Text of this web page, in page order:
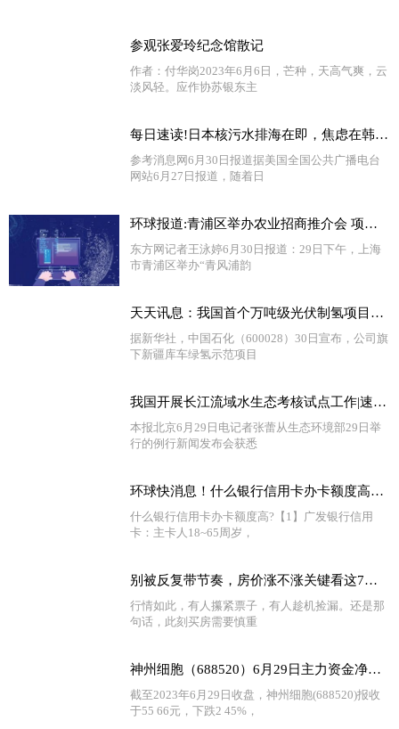
参观张爱玲纪念馆散记
作者：付华岗2023年6月6日，芒种，天高气爽，云
淡风轻。应作协苏银东主
每日速读!日本核污水排海在即，焦虑在韩国蔓延……
参考消息网6月30日报道据美国全国公共广播电台
网站6月27日报道，随着日
环球报道:青浦区举办农业招商推介会 项目签约总投资额达41亿元
东方网记者王泳婷6月30日报道：29日下午，上海
市青浦区举办“青风浦韵
天天讯息：我国首个万吨级光伏制氢项目投产
据新华社，中国石化（600028）30日宣布，公司旗
下新疆库车绿氢示范项目
我国开展长江流域水生态考核试点工作|速看料
本报北京6月29日电记者张蕾从生态环境部29日举
行的例行新闻发布会获悉
环球快消息！什么银行信用卡办卡额度高？信用卡额度越高越好吗？
什么银行信用卡办卡额度高?【1】广发银行信用
卡：主卡人18~65周岁，
别被反复带节奏，房价涨不涨关键看这7点！ 全球看热讯
行情如此，有人攥紧票子，有人趁机捡漏。还是那
句话，此刻买房需要慎重
神州细胞（688520）6月29日主力资金净卖出532.18万元
截至2023年6月29日收盘，神州细胞(688520)报收
于55 66元，下跌2 45%，